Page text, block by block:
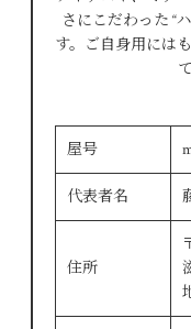
さにこだわった “
す。ご自身用には
屋号
代表者名
住所